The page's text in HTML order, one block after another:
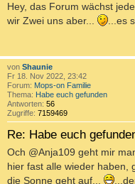
Hey, das Forum wächst
wir Zwei uns aber...
...es
von Shaunie
Fr 18. Nov 2022, 23:42
Forum: Mops-on Familie
Thema: Habe euch gefunden
Antworten: 56
Zugriffe: 7159469
Re: Habe euch
Och @Anja109 geht mir
hier fast alle wieder haben,
die Sonne geht auf...